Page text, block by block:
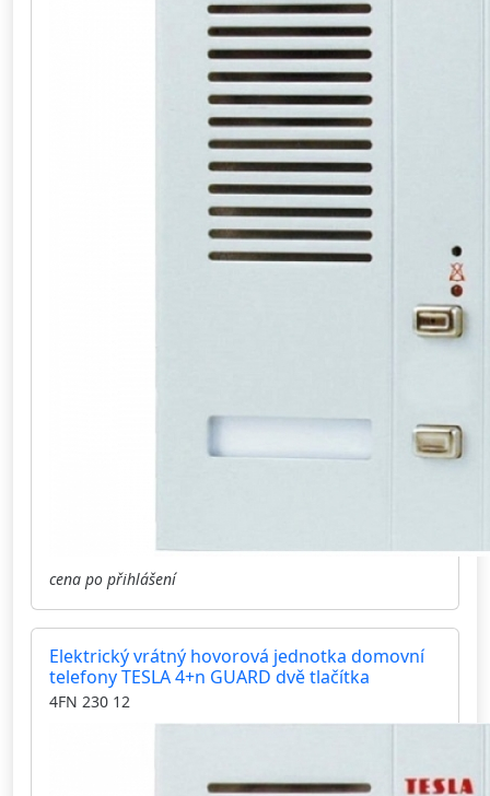
cena po přihlášení
Elektrický vrátný hovorová jednotka domovní
telefony TESLA 4+n GUARD dvě tlačítka
4FN 230 12